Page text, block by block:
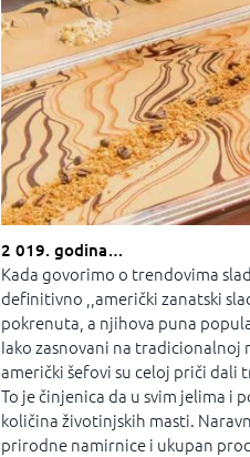
2 019. godina…
Kada govorimo o trendovima
definitivno ,,američki zanatski
pokrenuta, a njihova puna
Iako zasnovani na
američki šefovi su celoj priči dali
To je činjenica da u svim jelima i
količina životinjskih masti.
prirodne namirnice i ukupan